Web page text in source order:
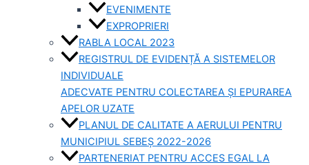
EVENIMENTE
EXPROPRIERI
RABLA LOCAL 2023
REGISTRUL DE EVIDENȚĂ A SISTEMELOR
INDIVIDUALE
ADECVATE PENTRU COLECTAREA ȘI EPURAREA
APELOR UZATE
PLANUL DE CALITATE A AERULUI PENTRU
MUNICIPIUL SEBEȘ 2022-2026
PARTENERIAT PENTRU ACCES EGAL LA